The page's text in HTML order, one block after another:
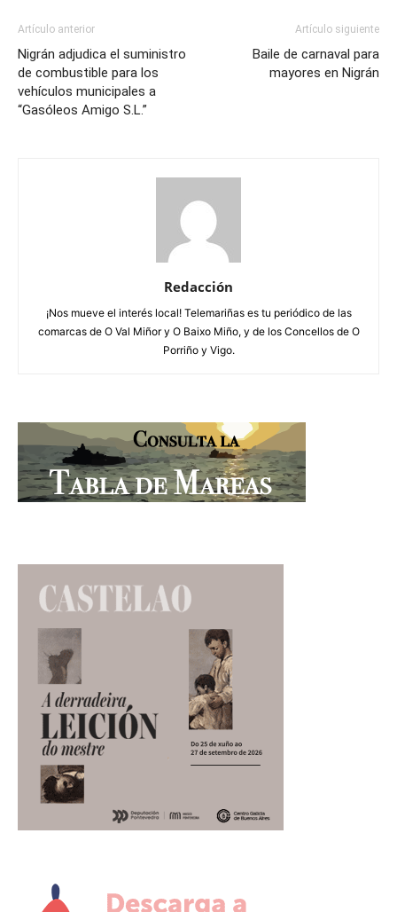
Artículo anterior
Nigrán adjudica el suministro
de combustible para los
vehículos municipales a
“Gasóleos Amigo S.L.”
Artículo siguiente
Baile de carnaval para
mayores en Nigrán
Redacción
¡Nos mueve el interés local! Telemariñas es tu periódico de las
comarcas de O Val Miñor y O Baixo Miño, y de los Concellos de O
Porriño y Vigo.